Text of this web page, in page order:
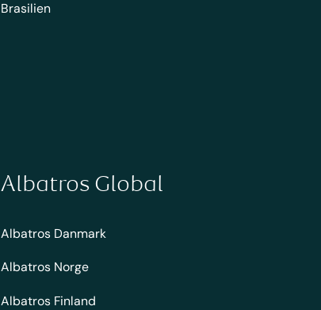
Brasilien
Albatros Global
Albatros Danmark
Albatros Norge
Albatros Finland